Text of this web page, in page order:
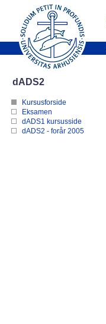
dADS2
Kursusforside
Eksamen
dADS1 kursusside
dADS2 - forår 2005